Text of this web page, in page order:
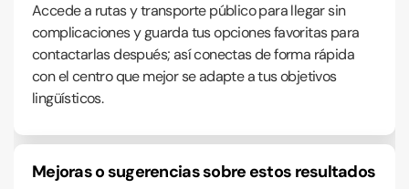
Accede a rutas y transporte público para llegar sin
complicaciones y guarda tus opciones favoritas para
contactarlas después; así conectas de forma rápida
con el centro que mejor se adapte a tus objetivos
lingüísticos.
Mejoras o sugerencias sobre estos resultados